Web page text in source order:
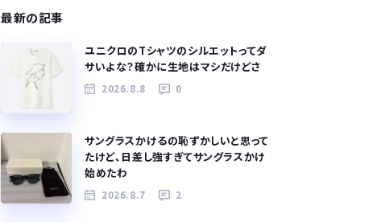
最新の記事
ユニクロのTシャツのシルエットってダ
サいよな？確かに生地はマシだけどさ
2026.8.8 0
サングラスかけるの恥ずかしいと思って
たけど、日差し強すぎてサングラスかけ
始めたわ
2026.8.7 2